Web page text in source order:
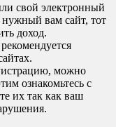
свой электронный
нужный вам сайт, тот
доход.
можно
ознакомьтесь с
их так как ваш